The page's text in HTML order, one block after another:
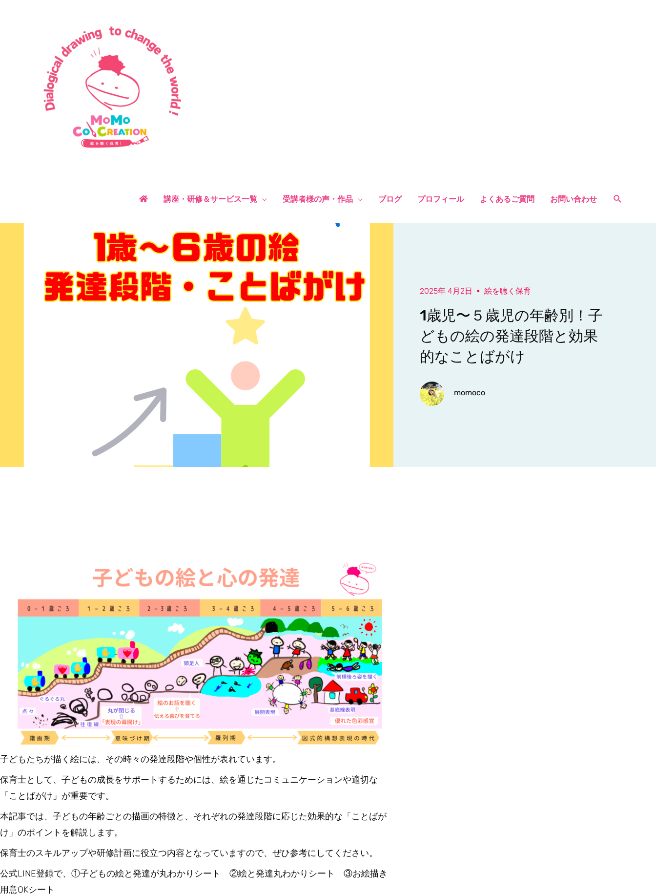
講座・研修＆サービス一覧 受講者様の声・作品 ブログ プロフィール よくあるご質問 お問い合わせ
2025年 4月2日 絵を聴く保育
1歳児〜５歳児の年齢別！子
どもの絵の発達段階と効果
的なことばがけ
momoco
子どもたちが描く絵には、その時々の発達段階や個性が表れています。
保育士として、子どもの成長をサポートするためには、絵を通じたコミュニケーションや適切な
「ことばがけ」が重要です。
本記事では、子どもの年齢ごとの描画の特徴と、それぞれの発達段階に応じた効果的な「ことばが
け」のポイントを解説します。
保育士のスキルアップや研修計画に役立つ内容となっていますので、ぜひ参考にしてください。
公式LINE登録で、①子どもの絵と発達が丸わかりシート ②絵と発達丸わかりシート ③お絵描き
用意OKシート